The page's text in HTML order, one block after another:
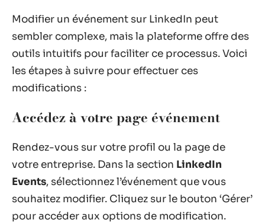
Modifier un événement sur LinkedIn peut
sembler complexe, mais la plateforme offre des
outils intuitifs pour faciliter ce processus. Voici
les étapes à suivre pour effectuer ces
modifications :
Accédez à votre page événement
Rendez-vous sur votre profil ou la page de
votre entreprise. Dans la section LinkedIn
Events, sélectionnez l’événement que vous
souhaitez modifier. Cliquez sur le bouton ‘Gérer’
pour accéder aux options de modification.